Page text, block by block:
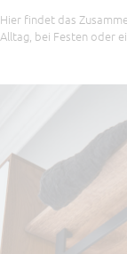
Hier findet das
Alltag, bei Festen oder